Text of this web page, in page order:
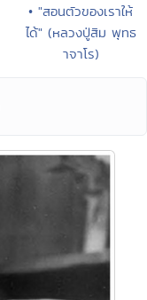
• "สอนตัวของเราให้
ได้" (หลวงปู่สิม พุทธ
าจาโร)